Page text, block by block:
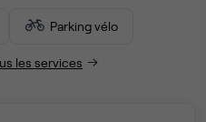
Parking vélo
les services